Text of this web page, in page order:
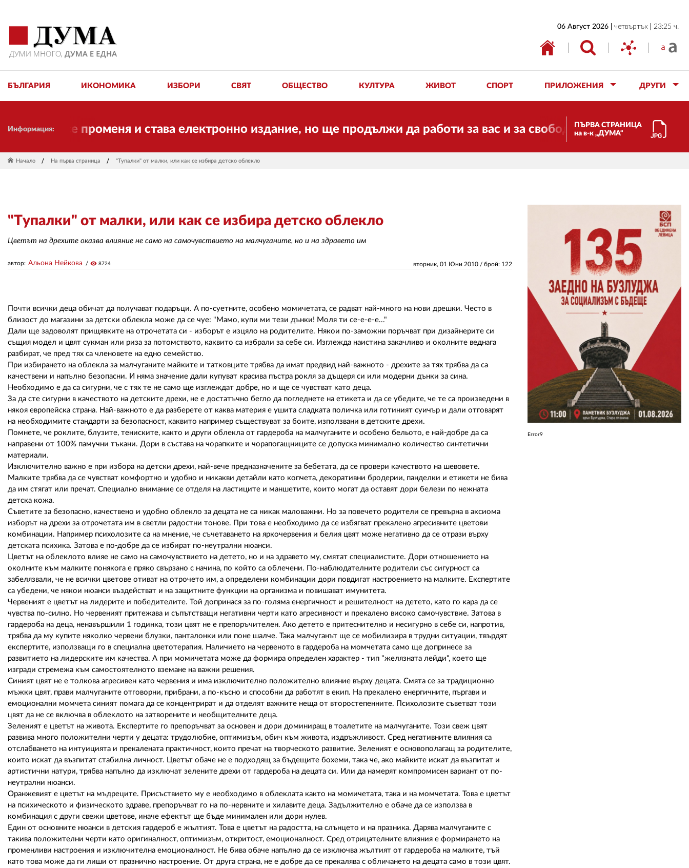
06 Август 2026 четвъртък 23:25 ч.
БЪЛГАРИЯ ИКОНОМИКА ИЗБОРИ СВЯТ ОБЩЕСТВО КУЛТУРА ЖИВОТ СПОРТ ПРИЛОЖЕНИЯ ДРУГИ
Информация:
променя и става електронно издание, но ще продължи да работи за вас и за свободата, справедливостта и
ПЪРВА СТРАНИЦА
на в-к „ДУМА“
Начало На първа страница "Тупалки" от малки, или как се избира детско облекло
"Тупалки" от малки, или как се избира детско облекло
Цветът на дрехите оказва влияние не само на самочувствието на малчуганите, но и на здравето им
вторник, 01 Юни 2010 / брой: 122
автор: Альона Нейкова visibility 8724
Почти всички деца обичат да получават подаръци. А по-суетните, особено момичетата, се радват най-много на нови дрешки. Често в
близост до магазини за детски облекла може да се чуе: "Мамо, купи ми тези дънки! Моля ти се-е-е-е..."
Дали ще задоволят прищявките на отрочетата си - изборът е изцяло на родителите. Някои по-заможни поръчват при дизайнерите си
същия модел и цвят сукман или риза за потомството, каквито са избрали за себе си. Изглежда наистина закачливо и околните веднага
разбират, че пред тях са членовете на едно семейство.
При избирането на облекла за малчуганите майките и татковците трябва да имат предвид най-важното - дрехите за тях трябва да са
качествени и напълно безопасни. И няма значение дали купуват красива пъстра рокля за дъщеря си или модерни дънки за сина.
Необходимо е да са сигурни, че с тях те не само ще изглеждат добре, но и ще се чувстват като деца.
За да сте сигурни в качеството на детските дрехи, не е достатъчно бегло да погледнете на етикета и да се убедите, че те са произведени в
някоя европейска страна. Най-важното е да разберете от каква материя е ушита сладката поличка или готиният суичър и дали отговарят
на необходимите стандарти за безопасност, каквито например съществуват за боите, използвани в детските дрехи.
Помнете, че роклите, блузите, тениските, както и други облекла от гардероба на малчуганите и особено бельото, е най-добре да са
направени от 100% памучни тъкани. Дори в състава на чорапките и чорапогащниците се допуска минимално количество синтетични
материали.
Изключително важно е при избора на детски дрехи, най-вече предназначените за бебетата, да се провери качеството на шевовете.
Малките трябва да се чувстват комфортно и удобно и никакви детайли като копчета, декоративни бродерии, панделки и етикети не бива
да им стягат или пречат. Специално внимание се отделя на ластиците и маншетите, които могат да оставят дори белези по нежната
детска кожа.
Съветите за безопасно, качествено и удобно облекло за децата не са никак маловажни. Но за повечето родители се превърна в аксиома
изборът на дрехи за отрочетата им в светли радостни тонове. При това е необходимо да се избягват прекалено агресивните цветови
комбинации. Например психолозите са на мнение, че съчетаването на яркочервения и белия цвят може негативно да се отрази върху
детската психика. Затова е по-добре да се избират по-неутрални нюанси.
Цветът на облеклото влияе не само на самочувствието на детето, но и на здравето му, смятат специалистите. Дори отношението на
околните към малките понякога е пряко свързано с начина, по който са облечени. По-наблюдателните родители със сигурност са
забелязвали, че не всички цветове отиват на отрочето им, а определени комбинации дори повдигат настроението на малките. Експертите
са убедени, че някои нюанси въздействат и на защитните функции на организма и повишават имунитета.
Червеният е цветът на лидерите и победителите. Той допринася за по-голяма енергичност и решителност на детето, като го кара да се
чувства по-силно. Но червеният притежава и съпътстващи негативни черти като агресивност и прекалено високо самочувствие. Затова в
гардероба на деца, ненавършили 1 годинка, този цвят не е препоръчителен. Ако детето е притеснително и несигурно в себе си, напротив,
трябва да му купите няколко червени блузки, панталонки или поне шалче. Така малчуганът ще се мобилизира в трудни ситуации, твърдят
експертите, използващи го в специална цветотерапия. Наличието на червеното в гардероба на момчетата само ще допринесе за
развитието на лидерските им качества. А при момичетата може да формира определен характер - тип "желязната лейди", което ще
изгради стремежа към самостоятелното вземане на важни решения.
Синият цвят не е толкова агресивен като червения и има изключително положително влияние върху децата. Смята се за традиционно
мъжки цвят, прави малчуганите отговорни, прибрани, а по-късно и способни да работят в екип. На прекалено енергичните, пъргави и
емоционални момчета синият помага да се концентрират и да отделят важните неща от второстепенните. Психолозите съветват този
цвят да не се включва в облеклото на затворените и необщителните деца.
Зеленият е цветът на живота. Експертите го препоръчват за основен и дори доминиращ в тоалетите на малчуганите. Този свеж цвят
развива много положителни черти у децата: трудолюбие, оптимизъм, обич към живота, издръжливост. Сред негативните влияния са
отслабването на интуицията и прекалената практичност, които пречат на творческото развитие. Зеленият е основополагащ за родителите,
които искат да възпитат стабилна личност. Цветът обаче не е подходящ за бъдещите бохеми, така че, ако майките искат да възпитат и
артистични натури, трябва напълно да изключат зелените дрехи от гардероба на децата си. Или да намерят компромисен вариант от по-
неутрални нюанси.
Оранжевият е цветът на мъдреците. Присъствието му е необходимо в облеклата както на момичетата, така и на момчетата. Това е цветът
на психическото и физическото здраве, препоръчват го на по-нервните и хилавите деца. Задължително е обаче да се използва в
комбинация с други свежи цветове, иначе ефектът ще бъде минимален или дори нулев.
Един от основните нюанси в детския гардероб е жълтият. Това е цветът на радостта, на слънцето и на празника. Дарява малчуганите с
такива положителни черти като оригиналност, оптимизъм, откритост, емоционалност. Сред отрицателните влияния е формирането на
променливи настроения и изключителна емоционалност. Не бива обаче напълно да се изключва жълтият от гардероба на малките, тъй
като това може да ги лиши от празнично настроение. От друга страна, не е добре да се прекалява с обличането на децата само в този цвят.
Error9
ИКОНОМИКА
ОБЩЕСТВО
АВТОРИ
РЕДАКЦИЯ
РЕКЛАМА
АБОНАМЕНТ
УСЛОВИЯ ЗА ПОЛЗВАНЕ
ПОЛИТИКА ЗА БИСКВИТКИТЕ
ПОЛИТИКАТА ЗА